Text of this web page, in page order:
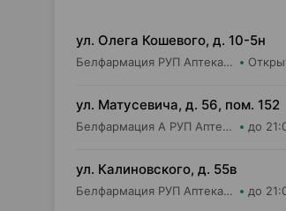
ул. Олега Кошевого, д. 10-5н
Белфармация РУП Аптека №25 (дежурная)
ул. Матусевича, д. 56, пом. 152
Белфармация А РУП Аптека №68 до
ул. Калиновского, д. 55в
Белфармация РУП Аптека №55 до